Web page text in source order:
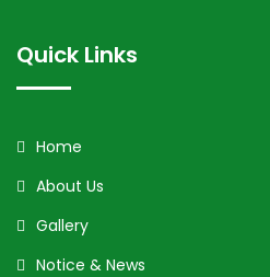
Quick Links
Home
About Us
Gallery
Notice & News